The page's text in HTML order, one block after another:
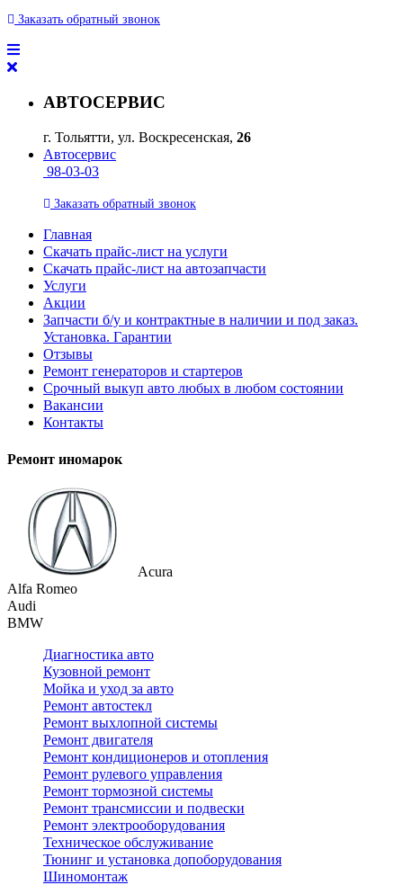
Заказать обратный звонок
АВТОСЕРВИС
г. Тольятти, ул. Воскресенская, 26
Автосервис
98-03-03
Заказать обратный звонок
Главная
Скачать прайс-лист на услуги
Скачать прайс-лист на автозапчасти
Услуги
Акции
Запчасти б/у и контрактные в наличии и под заказ.
Установка. Гарантии
Отзывы
Ремонт генераторов и стартеров
Cрочный выкуп авто любых в любом состоянии
Вакансии
Контакты
Ремонт иномарок
Acura
Alfa Romeo
Audi
BMW
Диагностика авто
Кузовной ремонт
Мойка и уход за авто
Ремонт автостекл
Ремонт выхлопной системы
Ремонт двигателя
Ремонт кондиционеров и отопления
Ремонт рулевого управления
Ремонт тормозной системы
Ремонт трансмиссии и подвески
Ремонт электрооборудования
Техническое обслуживание
Тюнинг и установка допоборудования
Шиномонтаж